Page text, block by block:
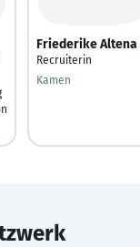
Friederike Altena
Recruiterin
Kamen